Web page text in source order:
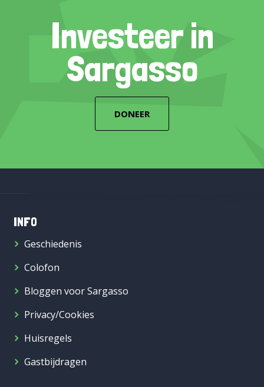
Investeer in
Sargasso
DONEER
INFO
Geschiedenis
Colofon
Bloggen voor Sargasso
Privacy/Cookies
Huisregels
Gastbijdragen